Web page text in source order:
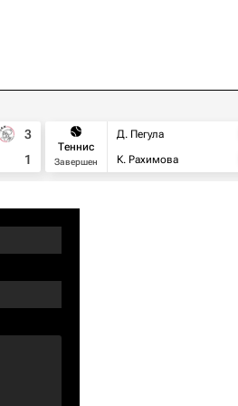
3
1
Теннис
Завершен
Д. Пегула
К. Рахимова